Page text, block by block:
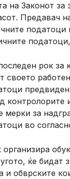
на Законот за
Предавач
рок за
своето
контролорите
мерки за
во
ќе
обврските